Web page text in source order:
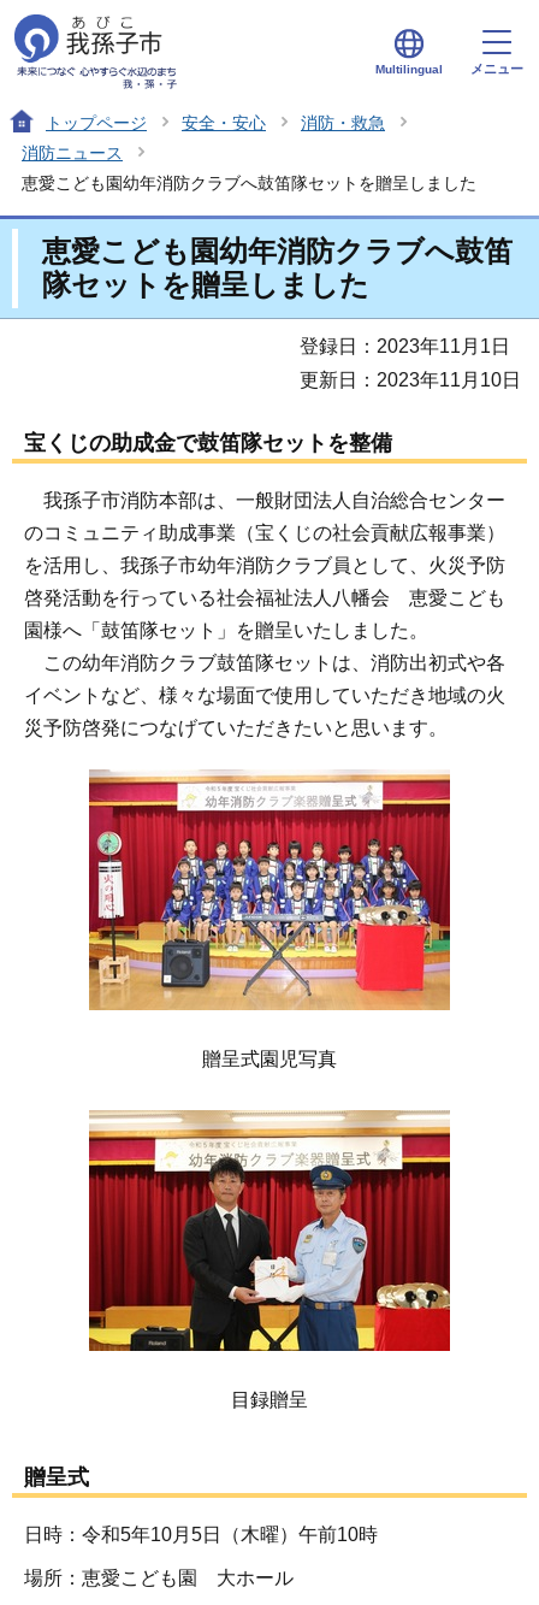
Multilingual メニュー
トップページ 安全・安心
消防・救急
消防ニュース
恵愛こども園幼年消防クラブへ鼓笛隊セットを贈呈しました
恵愛こども園幼年消防クラブへ鼓笛
隊セットを贈呈しました
登録日：2023年11月1日
更新日：2023年11月10日
宝くじの助成金で鼓笛隊セットを整備
我孫子市消防本部は、一般財団法人自治総合センター
のコミュニティ助成事業（宝くじの社会貢献広報事業）
を活用し、我孫子市幼年消防クラブ員として、火災予防
啓発活動を行っている社会福祉法人八幡会 恵愛こども
園様へ「鼓笛隊セット」を贈呈いたしました。
この幼年消防クラブ鼓笛隊セットは、消防出初式や各
イベントなど、様々な場面で使用していただき地域の火
災予防啓発につなげていただきたいと思います。
贈呈式園児写真
目録贈呈
贈呈式
日時：令和5年10月5日（木曜）午前10時
場所：恵愛こども園 大ホール